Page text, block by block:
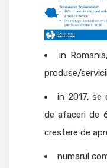
in
produse/
in 2017, se
de afaceri de
crestere de
numarul